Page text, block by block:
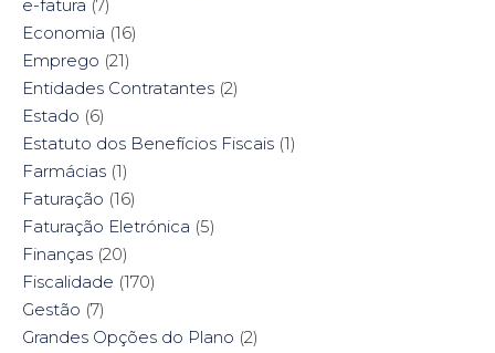
e-fatura (7)
Economia (16)
Emprego (21)
Entidades Contratantes (2)
Estado (6)
Estatuto dos Benefícios Fiscais (1)
Farmácias (1)
Faturação (16)
Faturação Eletrónica (5)
Finanças (20)
Fiscalidade (170)
Gestão (7)
Grandes Opções do Plano (2)